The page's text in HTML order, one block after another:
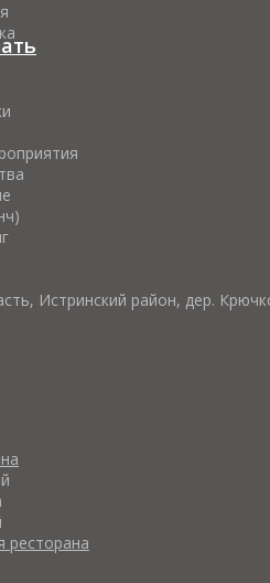
Истринский район, дер.
ресторана